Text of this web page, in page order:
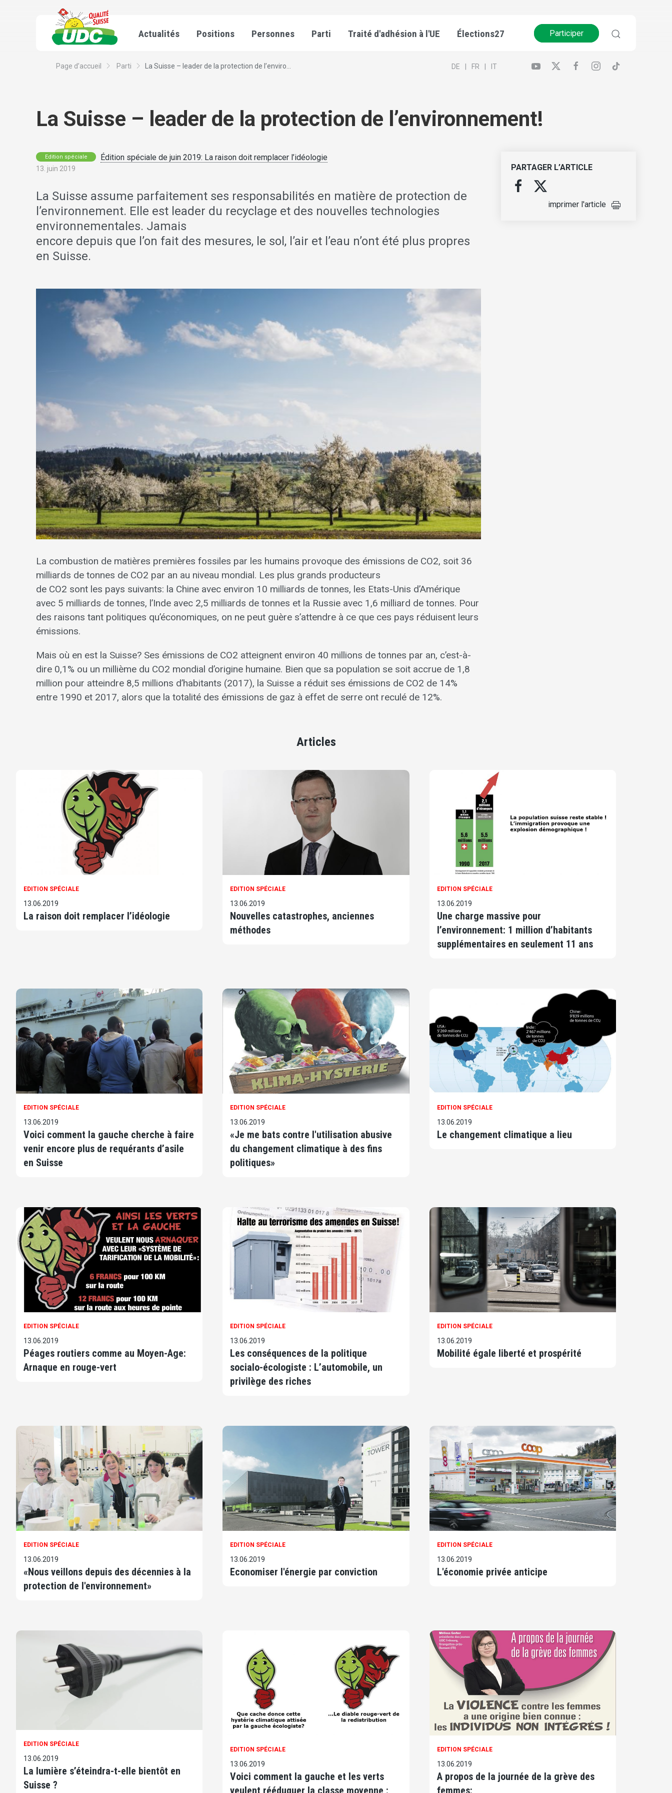
Actualités Positions Personnes Parti Traité d'adhésion à l'UE Élections27 Participer
Page d’accueil Parti La Suisse – leader de la protection de l’enviro... DE FR IT
La Suisse – leader de la protection de l’environnement!
Edition spéciale Édition spéciale de juin 2019: La raison doit remplacer l’idéologie
13. juin 2019
La Suisse assume parfaitement ses responsabilités en matière de protection de
l’environnement. Elle est leader du recyclage et des nouvelles technologies
environnementales. Jamais
encore depuis que l’on fait des mesures, le sol, l’air et l’eau n’ont été plus propres
en Suisse.
La combustion de matières premières fossiles par les humains provoque des émissions de CO2, soit 36
milliards de tonnes de CO2 par an au niveau mondial. Les plus grands producteurs
de CO2 sont les pays suivants: la Chine avec environ 10 milliards de tonnes, les Etats-Unis d’Amérique
avec 5 milliards de tonnes, l’Inde avec 2,5 milliards de tonnes et la Russie avec 1,6 milliard de tonnes. Pour
des raisons tant politiques qu’économiques, on ne peut guère s’attendre à ce que ces pays réduisent leurs
émissions.
Mais où en est la Suisse? Ses émissions de CO2 atteignent environ 40 millions de tonnes par an, c’est-à-
dire 0,1% ou un millième du CO2 mondial d’origine humaine. Bien que sa population se soit accrue de 1,8
million pour atteindre 8,5 millions d’habitants (2017), la Suisse a réduit ses émissions de CO2 de 14%
entre 1990 et 2017, alors que la totalité des émissions de gaz à effet de serre ont reculé de 12%.
PARTAGER L’ARTICLE
imprimer l'article
Articles
EDITION SPÉCIALE
13.06.2019
La raison doit remplacer l’idéologie
EDITION SPÉCIALE
13.06.2019
Nouvelles catastrophes, anciennes
méthodes
EDITION SPÉCIALE
13.06.2019
Une charge massive pour
l’environnement: 1 million d’habitants
supplémentaires en seulement 11 ans
EDITION SPÉCIALE
13.06.2019
Voici comment la gauche cherche à faire
venir encore plus de requérants d’asile
en Suisse
EDITION SPÉCIALE
13.06.2019
«Je me bats contre l'utilisation abusive
du changement climatique à des fins
politiques»
EDITION SPÉCIALE
13.06.2019
Le changement climatique a lieu
EDITION SPÉCIALE
13.06.2019
Péages routiers comme au Moyen-Age:
Arnaque en rouge-vert
EDITION SPÉCIALE
13.06.2019
Les conséquences de la politique
socialo-écologiste : L’automobile, un
privilège des riches
EDITION SPÉCIALE
13.06.2019
Mobilité égale liberté et prospérité
EDITION SPÉCIALE
13.06.2019
«Nous veillons depuis des décennies à la
protection de l'environnement»
EDITION SPÉCIALE
13.06.2019
Economiser l'énergie par conviction
EDITION SPÉCIALE
13.06.2019
L'économie privée anticipe
EDITION SPÉCIALE
13.06.2019
La lumière s’éteindra-t-elle bientôt en
Suisse ?
EDITION SPÉCIALE
13.06.2019
Voici comment la gauche et les verts
veulent rééduquer la classe moyenne :
EDITION SPÉCIALE
13.06.2019
A propos de la journée de la grève des
femmes: